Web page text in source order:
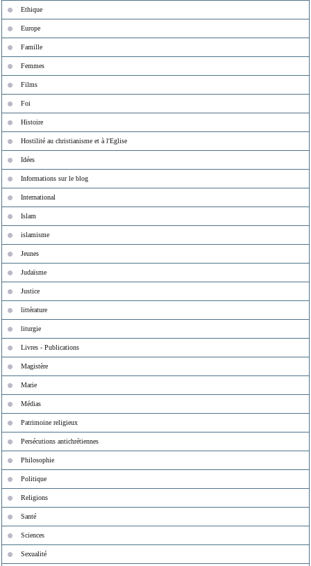
Ethique
Europe
Famille
Femmes
Films
Foi
Histoire
Hostilité au christianisme et à l'Eglise
Idées
Informations sur le blog
International
Islam
islamisme
Jeunes
Judaïsme
Justice
littérature
liturgie
Livres - Publications
Magistère
Marie
Médias
Patrimoine religieux
Persécutions antichrétiennes
Philosophie
Politique
Religions
Santé
Sciences
Sexualité